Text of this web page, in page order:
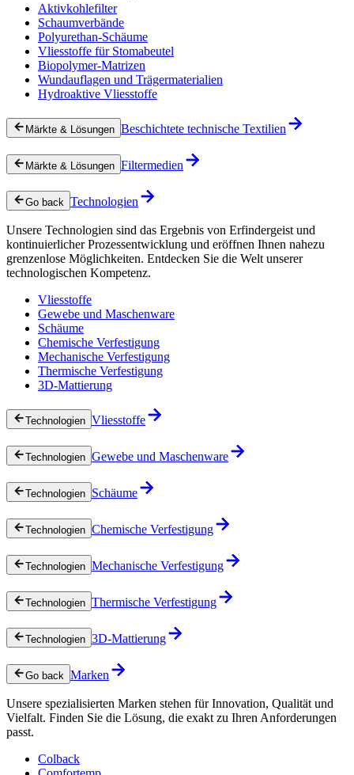
Aktivkohlefilter
Schaumverbände
Polyurethan-Schäume
Vliesstoffe für Stomabeutel
Biopolymer-Matrizen
Wundauflagen und Trägermaterialien
Hydroaktive Vliesstoffe
Märkte & Lösungen Beschichtete technische Textilien
Märkte & Lösungen Filtermedien
Go back Technologien
Unsere Technologien sind das Ergebnis von Erfindergeist und
kontinuierlicher Prozessentwicklung und eröffnen Ihnen nahezu
grenzenlose Möglichkeiten. Entdecken Sie die Welt unserer
technologischen Kompetenz.
Vliesstoffe
Gewebe und Maschenware
Schäume
Chemische Verfestigung
Mechanische Verfestigung
Thermische Verfestigung
3D-Mattierung
Technologien Vliesstoffe
Technologien Gewebe und Maschenware
Technologien Schäume
Technologien Chemische Verfestigung
Technologien Mechanische Verfestigung
Technologien Thermische Verfestigung
Technologien 3D-Mattierung
Go back Marken
Unsere spezialisierten Marken stehen für Innovation, Qualität und
Vielfalt. Finden Sie die Lösung, die exakt zu Ihren Anforderungen
passt.
Colback